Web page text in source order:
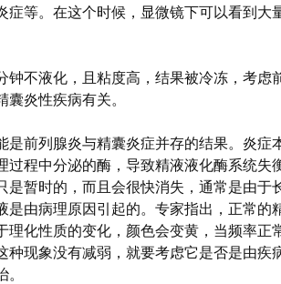
症等。在这个时候，显微镜下可以看到大
液化，且粘度高，结果被冷冻，考虑
炎性疾病有关。
是前列腺炎与精囊炎症并存的结果。炎症
程中分泌的酶，导致精液液化酶系统失
是暂时的，而且会很快消失，通常是由于
是由病理原因引起的。专家指出，正常的
理化性质的变化，颜色会变黄，当频率正
种现象没有减弱，就要考虑它是否是由疾